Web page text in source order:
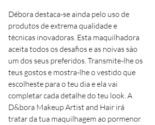
Débora destaca-se ainda pelo uso de
produtos de extrema qualidade e
técnicas inovadoras. Esta maquilhadora
aceita todos os desafios e as noivas são
um dos seus preferidos. Transmite-lhe os
teus gostos e mostra-lhe o vestido que
escolheste para o teu dia e ela vai
completar cada detalhe do teu look. A
D&bora Makeup Artist and Hair irá
tratar da tua maquilhagem ao pormenor